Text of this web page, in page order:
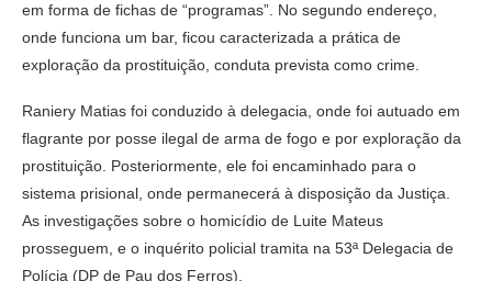
em forma de fichas de “programas”. No segundo endereço,
onde funciona um bar, ficou caracterizada a prática de
exploração da prostituição, conduta prevista como crime.
Raniery Matias foi conduzido à delegacia, onde foi autuado em
flagrante por posse ilegal de arma de fogo e por exploração da
prostituição. Posteriormente, ele foi encaminhado para o
sistema prisional, onde permanecerá à disposição da Justiça.
As investigações sobre o homicídio de Luite Mateus
prosseguem, e o inquérito policial tramita na 53ª Delegacia de
Polícia (DP de Pau dos Ferros).